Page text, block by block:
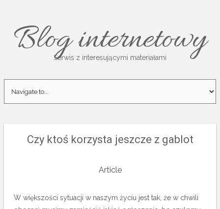
Blog internetowy
Serwis z interesującymi materiałami
Czy ktoś korzysta jeszcze z gablot
Article
W większości sytuacji w naszym życiu jest tak, że w chwili